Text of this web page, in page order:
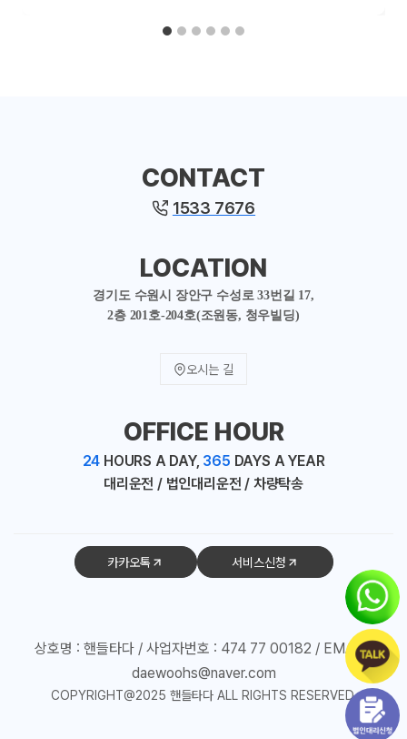
CONTACT
1533 7676
LOCATION
경기도 수원시 장안구 수성로 33번길 17,
2층 201호-204호(조원동, 청우빌딩)
오시는 길
OFFICE HOUR
24 HOURS A DAY, 365 DAYS A YEAR
대리운전 / 법인대리운전 / 차량탁송
카카오톡 서비스신청
상호명 : 핸들타다 / 사업자번호 : 474 77 00182 / EMAIL :
daewoohs@naver.com
COPYRIGHT@2025 핸들타다 ALL RIGHTS RESERVED.